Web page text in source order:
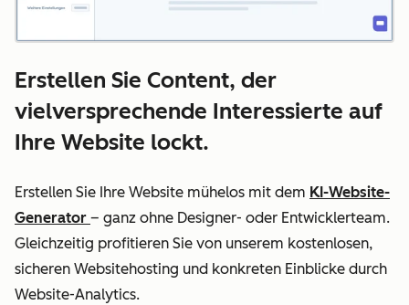
Erstellen Sie Content, der
vielversprechende Interessierte auf
Ihre Website lockt.
Erstellen Sie Ihre Website mühelos mit dem KI-Website-
Generator – ganz ohne Designer- oder Entwicklerteam.
Gleichzeitig profitieren Sie von unserem kostenlosen,
sicheren Websitehosting und konkreten Einblicke durch
Website-Analytics.